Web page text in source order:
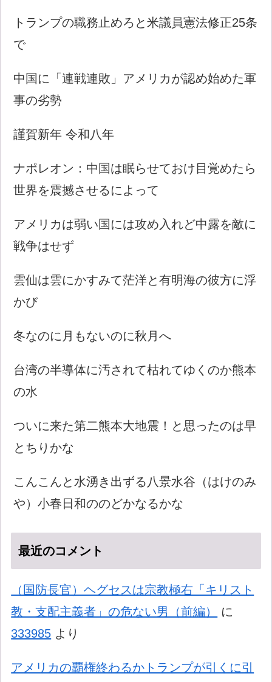
トランプの職務止めろと米議員憲法修正25条
で
中国に「連戦連敗」アメリカが認め始めた軍
事の劣勢
謹賀新年 令和八年
ナポレオン：中国は眠らせておけ目覚めたら
世界を震撼させるによって
アメリカは弱い国には攻め入れど中露を敵に
戦争はせず
雲仙は雲にかすみて茫洋と有明海の彼方に浮
かび
冬なのに月もないのに秋月へ
台湾の半導体に汚されて枯れてゆくのか熊本
の水
ついに来た第二熊本大地震！と思ったのは早
とちりかな
こんこんと水湧き出ずる八景水谷（はけのみ
や）小春日和ののどかなるかな
最近のコメント
（国防長官）ヘグセスは宗教極右「キリスト
教・支配主義者」の危ない男（前編）
に
333985 より
アメリカの覇権終わるかトランプが引くに引